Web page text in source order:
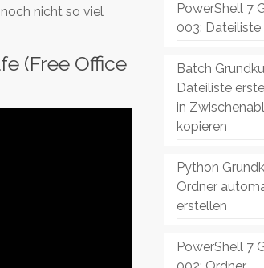
nicht so viel
(Free Office
PowerShell 7
003:
Batch
Dateiliste
in
kopieren
Python
Ordner
erstellen
PowerShell 7